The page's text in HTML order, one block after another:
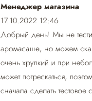
Менеджер магазина
17.10.2022 12:46
Добрый день! Мы не
аромасаше, но можем
очень хрупкий и при
может потрескаться,
сначала сделать тестовое